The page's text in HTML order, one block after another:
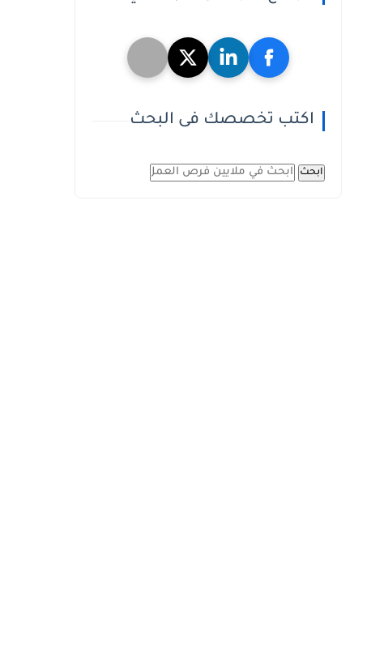
اكتب تخصصك فى البحث
ابحث